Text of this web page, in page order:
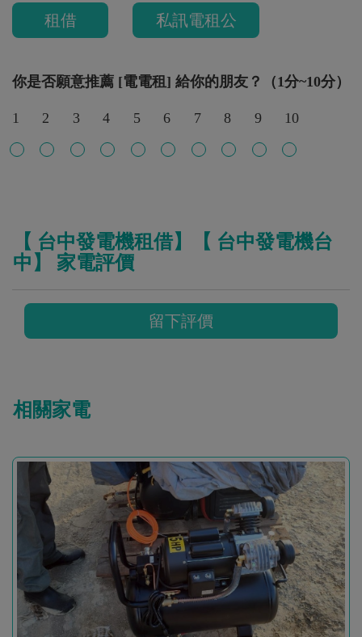
租借 私訊電租公
你是否願意推薦 [電電租] 給你的朋友？（1分~10分）
1 2 3 4 5 6 7 8 9 10
【 台中發電機租借】【 台中發電機台
中】 家電評價
留下評價
相關家電